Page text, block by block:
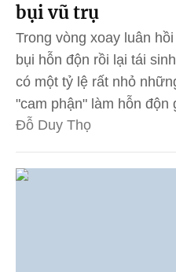
bụi vũ trụ
Trong vòng xoay luân
bụi hỗn độn rồi lại tái
có một tỷ lệ rất nhỏ
"cam phận" làm hỗn độn
Đỗ Duy Thọ